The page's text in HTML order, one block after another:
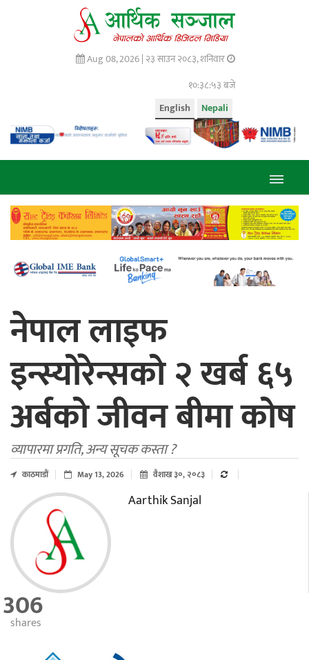
Aug 08, 2026 | २३ साउन २०८३, शनिवार
१०:३८:५४ बजे
Nepali
English
नेपाल लाइफ
इन्स्योरेन्सको २ खर्ब ६५
अर्बको जीवन बीमा कोष
व्यापारमा प्रगति, अन्य सूचक कस्ता ?
काठमाडाैं May 13, 2026 वैशाख ३०, २०८३
Aarthik Sanjal
306
shares